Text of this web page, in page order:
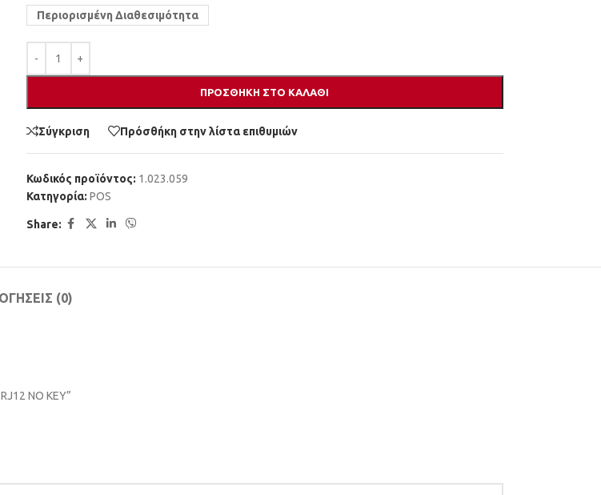
Περιορισμένη Διαθεσιμότητα
ΠΡΟΣΘΉΚΗ ΣΤΟ ΚΑΛΆΘΙ
Σύγκριση Πρόσθήκη στην λίστα επιθυμιών
Κωδικός προϊόντος: 1.023.059
Κατηγορία: POS
Share:
(0)
NO KEY”